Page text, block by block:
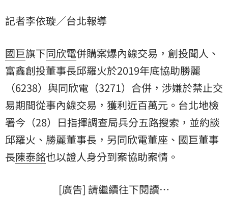
記者李依璇／台北報導
國巨旗下同欣電併購案爆內線交易，創投聞人、
富鑫創投董事長邱羅火於2019年底協助勝麗
（6238）與同欣電（3271）合併，涉嫌於禁止交
易期間從事內線交易，獲利近百萬元。台北地檢
署今（28）日指揮調查局兵分五路搜索，並約談
邱羅火、勝麗董事長，另同欣電董座、國巨董事
長陳泰銘也以證人身分到案協助案情。
[廣告] 請繼續往下閱讀…